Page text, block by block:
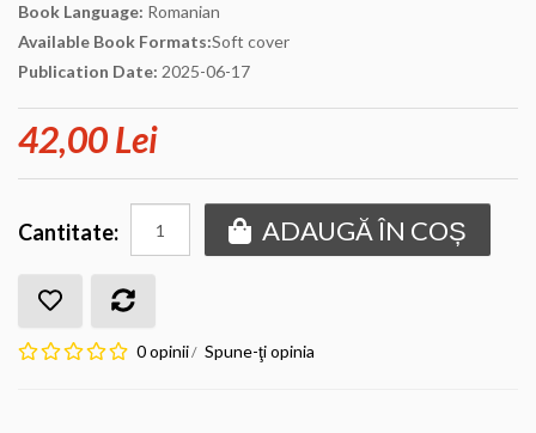
Book Language: Romanian
Available Book Formats:Soft cover
Publication Date: 2025-06-17
42,00 Lei
Cantitate: ADAUGĂ ÎN COȘ
0 opinii/ Spune-ţi opinia